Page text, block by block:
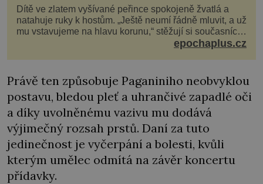
Dítě ve zlatem vyšívané peřince spokojeně žvatlá a
natahuje ruky k hostům. „Ještě neumí řádně mluvit, a už
mu vstavujeme na hlavu korunu,“ stěžují si současníci,
pro které je k neuvěření, že droboučký princ se dnes
epochaplus.cz
Právě ten způsobuje Paganiniho neobvyklou
postavu, bledou pleť a uhrančivé zapadlé oči
a díky uvolněnému vazivu mu dodává
výjimečný rozsah prstů. Daní za tuto
jedinečnost je vyčerpání a bolesti, kvůli
kterým umělec odmítá na závěr koncertu
přídavky.